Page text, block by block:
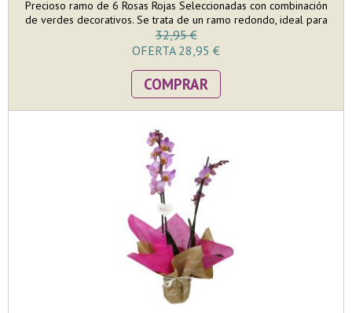
Precioso ramo de 6 Rosas Rojas Seleccionadas con combinación
de verdes decorativos. Se trata de un ramo redondo, ideal para
poner en jarrón en una mesa. El tamaño del ramo es mediano
pero llamativo donde en la confección nos esmeramos en que
va colocado dentro de una bolsa de papel kraft con corazones.
32,95 €
OFERTA 28,95 €
COMPRAR